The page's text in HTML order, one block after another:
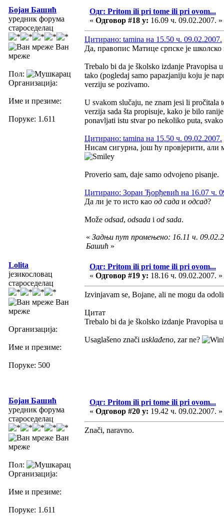
Бојан Башић
уредник форума
староседелац
Ван
мреже
Пол:
Организација:
Име и презиме:
Поруке: 1.611
Одг: Pritom ili pri tome ili pri ovom...
« Одговор #18 у: 16.09 ч. 09.02.2007. »
Цитирано: tamina на 15.50 ч. 09.02.2007.
Да, правопис Матице српске је школско
Trebalo bi da je školsko izdanje Pravopisa
tako (pogledaj samo papazjaniju koju je
verziju se pozivamo.
U svakom slučaju, ne znam jesi li pročitala
verzija sada šta propisuje, kako je bilo
ponavljati istu stvar po nekoliko puta,
Цитирано: tamina на 15.50 ч. 09.02.2007.
Нисам сигурна, још ћу провјерити,
Proverio sam, daje samo odvojeno pisanje.
Цитирано: Зоран Ђорђевић на 16.07 ч.
Да ли је то исто као од сада и одсад?
Može odsad, odsada i od sada.
« Задњи пут промењено: 16.11 ч.
Башић »
Lolita
језикословац
староседелац
Ван
мреже
Организација:
Име и презиме:
Поруке: 500
Одг: Pritom ili pri tome ili pri ovom...
« Одговор #19 у: 18.16 ч. 09.02.2007. »
Izvinjavam se, Bojane, ali ne mogu da
Цитат
Trebalo bi da je školsko izdanje Pravopisa
Usaglašeno znači usklađeno, zar ne?
Бојан Башић
уредник форума
староседелац
Ван
мреже
Пол:
Организација:
Име и презиме:
Поруке: 1.611
Одг: Pritom ili pri tome ili pri ovom...
« Одговор #20 у: 19.42 ч. 09.02.2007. »
Znači, naravno.